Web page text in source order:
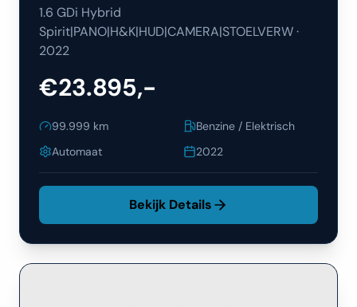
1.6 GDi Hybrid
Spirit|PANO|H&K|HUD|CAMERA|STOELVERW·
2022
€23.895,-
99.999 km
Benzine / Elektrisch
Automaat
2022
Bekijk Details